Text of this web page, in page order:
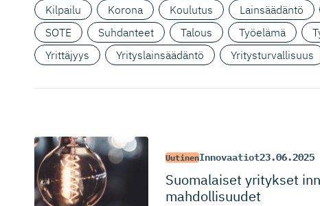
Kilpailu
Korona Koulutus Lainsäädäntö
SOTE
Suhdanteet Talous Työelämä
Yrittäjyys
Yrityslainsäädäntö Yritysturvallisuus
UutinenInnovaatiot23.06.2025
Suomalaiset yritykset
mahdollisuudet